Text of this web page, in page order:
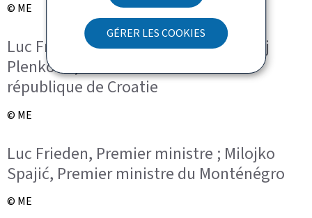
GÉRER LES COOKIES
© ME
Luc Frieden, Premier ministre ; Andrej
Plenković, Premier ministre de la
république de Croatie
© ME
Luc Frieden, Premier ministre ; Milojko
Spajić, Premier ministre du Monténégro
© ME